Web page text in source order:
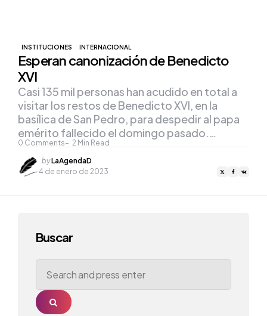
INSTITUCIONES INTERNACIONAL
Esperan canonización de Benedicto
XVI
0 Comments 2 Min Read
Casi 135 mil personas han acudido en total a
visitar los restos de Benedicto XVI, en la
basílica de San Pedro, para despedir al papa
emérito fallecido el domingo pasado.…
Posted
by
byLaAgendaD
4 de enero de 2023
Buscar
Search
for:
Search